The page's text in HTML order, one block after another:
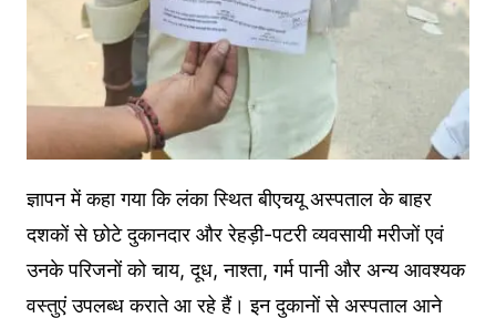
ज्ञापन में कहा गया कि लंका स्थित बीएचयू अस्पताल के बाहर
दशकों से छोटे दुकानदार और रेहड़ी-पटरी व्यवसायी मरीजों एवं
उनके परिजनों को चाय, दूध, नाश्ता, गर्म पानी और अन्य आवश्यक
वस्तुएं उपलब्ध कराते आ रहे हैं। इन दुकानों से अस्पताल आने